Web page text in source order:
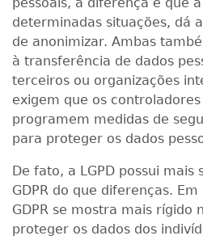
determinadas situações, dá
de anonimizar. Ambas
à transferência de dados
terceiros ou organizações
exigem que os
programem medidas de
para proteger os dados
De fato, a LGPD possui mais
GDPR do que diferenças.
GDPR se mostra mais rígido
proteger os dados dos